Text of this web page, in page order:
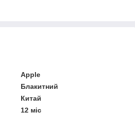
Apple
Блакитний
Китай
12 міс